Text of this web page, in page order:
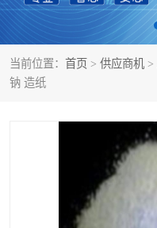
当前位置： 首页 > 供应商机 >
钠 造纸
草酸
聚合氯化铝
磷酸氢二钠